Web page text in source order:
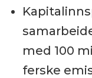
med 100
ferske